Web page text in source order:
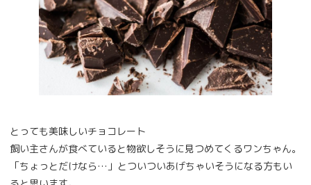
とっても美味しいチョコレート
飼い主さんが食べていると物欲しそうに見つめてくるワンちゃん。
「ちょっとだけなら…」とついついあげちゃいそうになる方もい